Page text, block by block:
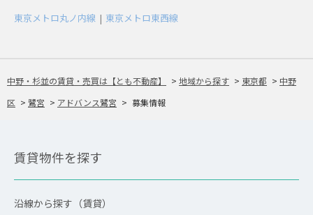
中野・杉並の賃貸・売買は【とも不動産】 > 地域から探す > 東京都 > 中野
区 > 鷺宮 > アドバンス鷺宮 > 募集情報
東京メトロ丸ノ内線 | 東京メトロ東西線
賃貸物件を探す
沿線から探す（賃貸）